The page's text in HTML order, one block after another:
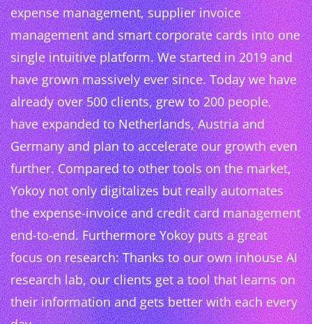
expense management, supplier invoice
management and smart corporate cards into one
single intuitive platform. We started in 2019 and
have grown massively ever since. Today we have
already over 500 clients, grew to 200 people,
have expanded to Netherlands, Austria and
Germany and plan to accelerate our growth even
further. Compared to other tools on the market,
Yokoy not only digitalizes but really automates
the expense-invoice and credit card management
end-to-end. Furthermore Yokoy puts a great
focus on research: Thanks to our own inhouse AI
research lab, our clients get a tool that learns on
their information and gets better with each every